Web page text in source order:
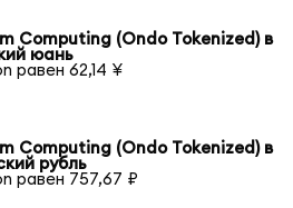
Computing (Ondo Tokenized) в
юань
равен 62,14 ¥
Computing (Ondo Tokenized) в
рубль
равен 757,67 ₽